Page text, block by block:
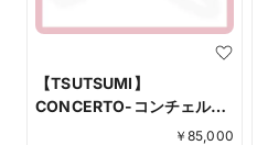
【TSUTSUMI】
CONCERTO-コンチェル
￥ 85,000